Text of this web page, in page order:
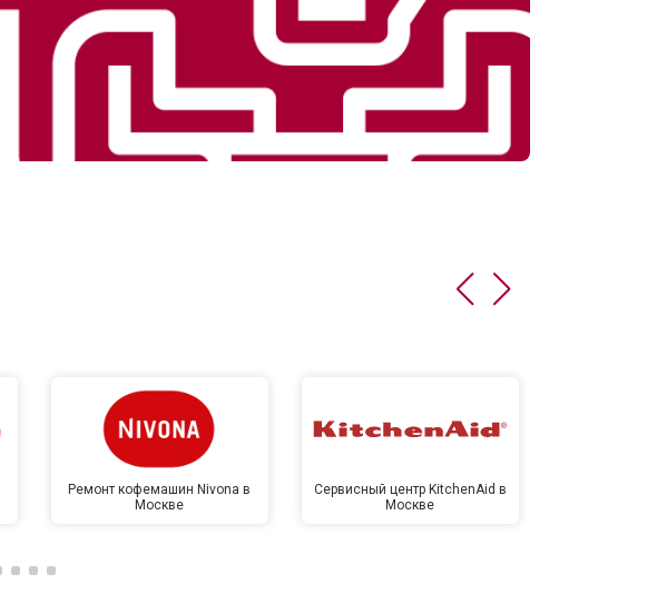
Ремонт кофемашин Nivona в
Москве
Сервисный центр KitchenAid в
Москве